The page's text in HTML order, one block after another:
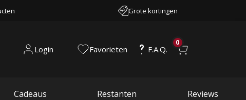
Grote kortingen
Login Favorieten F.A.Q.
0
Cadeaus Restanten Reviews